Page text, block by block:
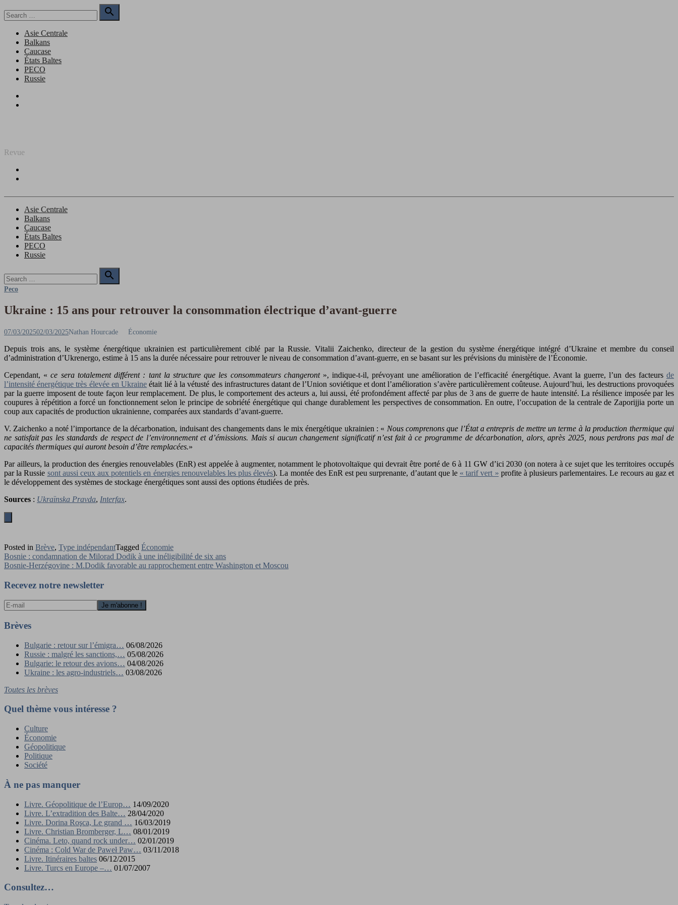
to
for:

Search
Asie Centrale
Balkans
Caucase
États Baltes
PECO
Russie
Revue
Asie Centrale
Balkans
Caucase
États Baltes
PECO
Russie
for:

Search
Peco
Ukraine : 15 ans pour retrouver la consommation électrique d’avant-guerre
Posted
07/03/202502/03/2025Author
Nathan Hourcade Économie
Depuis trois ans, le système énergétique ukrainien est particulièrement ciblé par la Russie. Vitalii Zaichenko, directeur de la gestion du système énergétique intégré d’Ukraine et membre du conseil
d’administration d’Ukrenergo, estime à 15 ans la durée nécessaire pour retrouver le niveau de consommation d’avant-guerre, en se basant sur les prévisions du ministère de l’Économie.
Cependant, «ce sera totalement différent : tant la structure que les consommateurs changeront», indique-t-il, prévoyant une amélioration de l’efficacité énergétique. Avant la guerre, l’un des facteursde
l’intensité énergétique très élevée en Ukraine était lié à la vétusté des infrastructures datant de l’Union soviétique et dont l’amélioration s’avère particulièrement coûteuse. Aujourd’hui, les destructions provoquées
par la guerre imposent de toute façon leur remplacement. De plus, le comportement des acteurs a, lui aussi, été profondément affecté par plus de 3 ans de guerre de haute intensité. La résilience imposée par les
coupures à répétition a forcé un fonctionnement selon le principe de sobriété énergétique qui change durablement les perspectives de consommation. En outre, l’occupation de la centrale de Zaporijjia porte un
coup aux capacités de production ukrainienne, comparées aux standards d’avant-guerre.
V. Zaichenko a noté l’importance de la décarbonation, induisant des changements dans le mix énergétique ukrainien : « Nous comprenons que l’État a entrepris de mettre un terme à la production thermique qui
ne satisfait pas les standards de respect de l’environnement et d’émissions. Mais si aucun changement significatif n’est fait à ce programme de décarbonation, alors, après 2025, nous perdrons pas mal de
capacités thermiques qui auront besoin d’être remplacées.»
Par ailleurs, la production des énergies renouvelables (EnR) est appelée à augmenter, notamment le photovoltaïque qui devrait être porté de 6 à 11 GW d’ici 2030 (on notera à ce sujet que les territoires occupés
par la Russie sont aussi ceux aux potentiels en énergies renouvelables les plus élevés). La montée des EnR est peu surprenante, d’autant que le « tarif vert » profite à plusieurs parlementaires. Le recours au gaz et
le développement des systèmes de stockage énergétiques sont aussi des options étudiées de près.
Sources : Ukraïnska Pravda, Interfax.
Posted in Brève, Type indépendantTagged Économie
Navigation
de
l’article
Bosnie : condamnation de Milorad Dodik à une inéligibilité de six ans
Bosnie-Herzégovine : M.Dodik favorable au rapprochement entre Washington et Moscou
Recevez notre newsletter
Brèves
Bulgarie : retour sur l’émigra… 06/08/2026
Russie : malgré les sanctions,… 05/08/2026
Bulgarie: le retour des avions… 04/08/2026
Ukraine : les agro-industriels… 03/08/2026
Toutes les brèves
Quel thème vous intéresse ?
Culture
Économie
Géopolitique
Politique
Société
À ne pas manquer
Livre. Géopolitique de l’Europ… 14/09/2020
Livre. L’extradition des Balte… 28/04/2020
Livre. Dorina Roşca, Le grand … 16/03/2019
Livre. Christian Bromberger, L… 08/01/2019
Cinéma. Leto, quand rock under… 02/01/2019
Cinéma : Cold War de Paweł Paw… 03/11/2018
Livre. Itinéraires baltes 06/12/2015
Livre. Turcs en Europe –… 01/07/2007
Consultez…